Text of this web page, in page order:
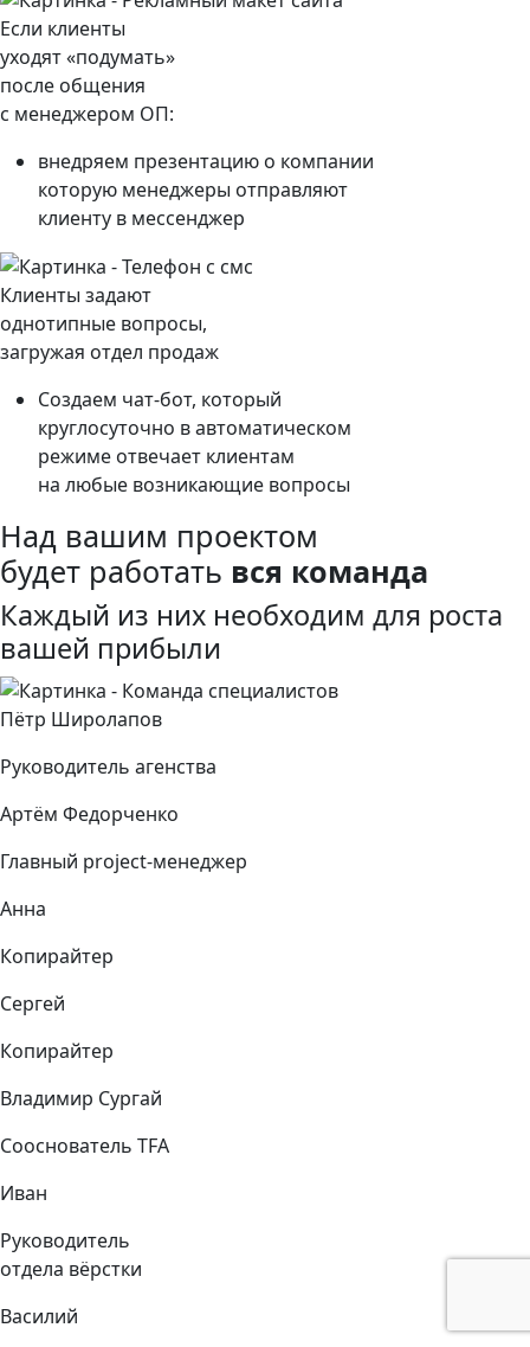
Если клиенты
уходят «подумать»
после общения
с менеджером ОП:
внедряем презентацию о компании
которую менеджеры отправляют
клиенту в мессенджер
Клиенты задают
однотипные вопросы,
загружая отдел продаж
Создаем чат-бот, который
круглосуточно в автоматическом
режиме отвечает клиентам
на любые возникающие вопросы
Над вашим проектом
будет работать вся команда
Каждый из них необходим для роста
вашей прибыли
Пётр Широлапов
Руководитель агенства
Артём Федорченко
Главный project-менеджер
Анна
Копирайтер
Сергей
Копирайтер
Владимир Сургай
Сооснователь TFA
Иван
Руководитель
отдела вёрстки
Василий